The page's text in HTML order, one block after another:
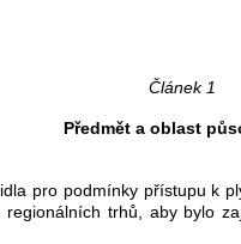
Článek 1
Předmět a oblast
pro podmínky přístupu k
trhů, aby bylo